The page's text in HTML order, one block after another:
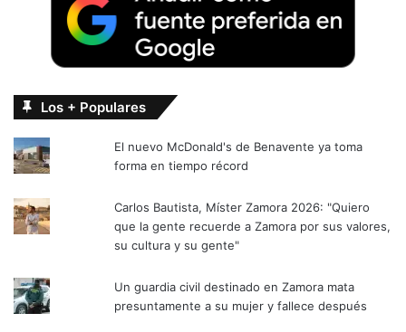
Los + Populares
El nuevo McDonald's de Benavente ya toma
forma en tiempo récord
Carlos Bautista, Míster Zamora 2026: "Quiero
que la gente recuerde a Zamora por sus valores,
su cultura y su gente"
Un guardia civil destinado en Zamora mata
presuntamente a su mujer y fallece después